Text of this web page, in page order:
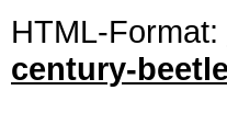
HTML-Format:
century-